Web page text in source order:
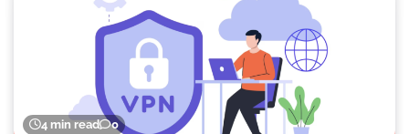
4 min read 0